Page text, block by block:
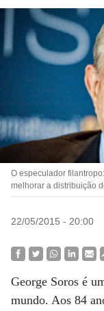
O especulador
melhorar a distribuição
22/05/2015 - 20:00
George Soros é
mundo. Aos 84